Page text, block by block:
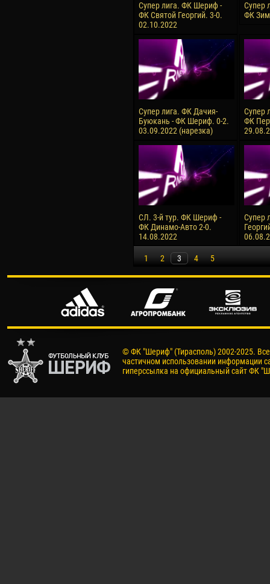
Супер лига. ФК Шериф -
ФК Святой Георгий. 3-0.
02.10.2022
Супер
ФК
Супер лига. ФК Дачия-
Буюкань - ФК Шериф. 0-2.
03.09.2022 (нарезка)
Супер
ФК
СЛ. 3-й тур. ФК Шериф -
ФК Динамо-Авто 2-0.
14.08.2022
Супер
1 2 3 4 5
© ФК "Шериф" (Тирасполь) 2002-2025.
частичном использовании информации
гиперссылка на официальный сайт ФК